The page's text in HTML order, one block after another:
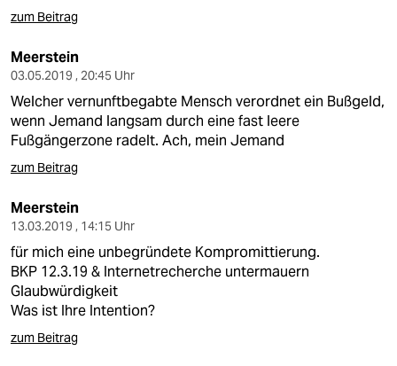
zum Beitrag
Meerstein
03.05.2019 , 20:45 Uhr
Welcher vernunftbegabte Mensch verordnet ein Bußgeld,
wenn Jemand langsam durch eine fast leere
Fußgängerzone radelt. Ach, mein Jemand
zum Beitrag
Meerstein
13.03.2019 , 14:15 Uhr
für mich eine unbegründete Kompromittierung.
BKP 12.3.19 & Internetrecherche untermauern
Glaubwürdigkeit
Was ist Ihre Intention?
zum Beitrag